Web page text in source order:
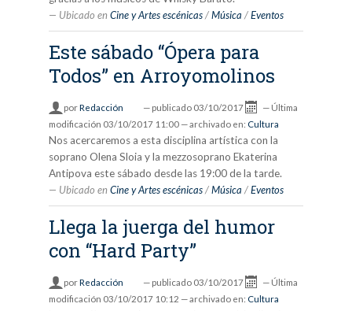
Ubicado en Cine y Artes escénicas /Música /Eventos
Este sábado “Ópera para
Todos” en Arroyomolinos
porRedacción — publicado 03/10/2017 — Última
modificación 03/10/2017 11:00 — archivado en: Cultura
Nos acercaremos a esta disciplina artística con la
soprano Olena Sloia y la mezzosoprano Ekaterina
Antipova este sábado desde las 19:00 de la tarde.
Ubicado en Cine y Artes escénicas /Música /Eventos
Llega la juerga del humor
con “Hard Party”
porRedacción — publicado 03/10/2017 — Última
modificación 03/10/2017 10:12 — archivado en: Cultura